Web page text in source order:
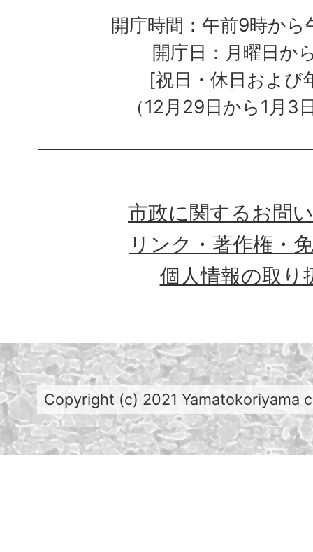
開庁時間：午前9時か
開庁日：月曜日か
[祝日・休日および
（12月29日から1月3
市政に関するお問
リンク・著作権・
個人情報の取り
Copyright (c) 2021 Yamatokoriyama